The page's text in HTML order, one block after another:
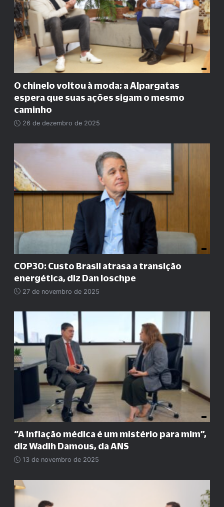
O chinelo voltou à moda; a Alpargatas
espera que suas ações sigam o mesmo
caminho
26 de dezembro de 2025
COP30: Custo Brasil atrasa a transição
energética, diz Dan Ioschpe
27 de novembro de 2025
“A inflação médica é um mistério para mim”,
diz Wadih Damous, da ANS
13 de novembro de 2025